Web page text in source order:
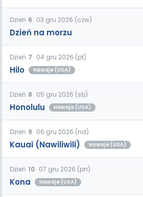
Dzień 6 03 gru 2026 (czw)
Dzień na morzu
Dzień 7 04 gru 2026 (pt)
Hilo Hawaje (USA)
Dzień 8 05 gru 2026 (sb)
Honolulu Hawaje (USA)
Dzień 9 06 gru 2026 (nd)
Kauai (Nawiliwili) Hawaje (USA)
Dzień 10 07 gru 2026 (pn)
Kona Hawaje (USA)